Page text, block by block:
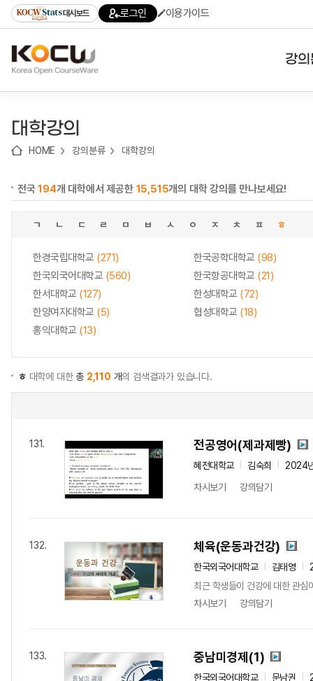
기
기
기
content)
가
대시보드 로그인 이용가이드
강
대학강의
HOME 강의분류 대학강의
전국194개 대학에서 제공한 15,515개의 대학 강의를 만나보세요!
ㄱ ㄴ ㄷ ㄹ ㅁ ㅂ ㅅ ㅇ ㅈ ㅊ ㅍ ㅎ
한경국립대학교 (271) 한국공학대학교 (98)
한국외국어대학교 (560) 한국항공대학교 (21)
한서대학교 (127) 한성대학교 (72)
한양여자대학교 (5) 협성대학교 (18)
홍익대학교 (13)
ㅎ 대학에 대한총 2,110 개의 검색결과가 있습니다.
131. 전공영어(제과제빵)
혜전대학교 김숙희
2024
차시보기
강의담기
132. 체육(운동과건강)
한국외국어대학교 김태영
최근 학생들이 건강에 대한 관심
차시보기
강의담기
133. 중남미경제(1)
한국외국어대학교 문남권